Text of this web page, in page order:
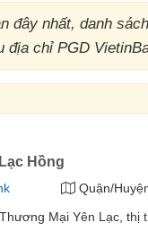
đây nhất, danh
chỉ PGD
Hồng
Quận/
Mại Yên Lạc, thị